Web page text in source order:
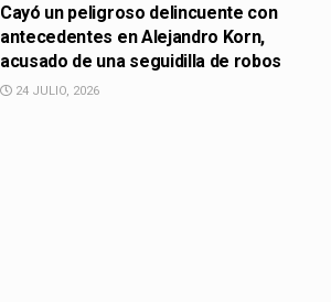
Cayó un peligroso delincuente con
antecedentes en Alejandro Korn,
acusado de una seguidilla de robos
24 JULIO, 2026